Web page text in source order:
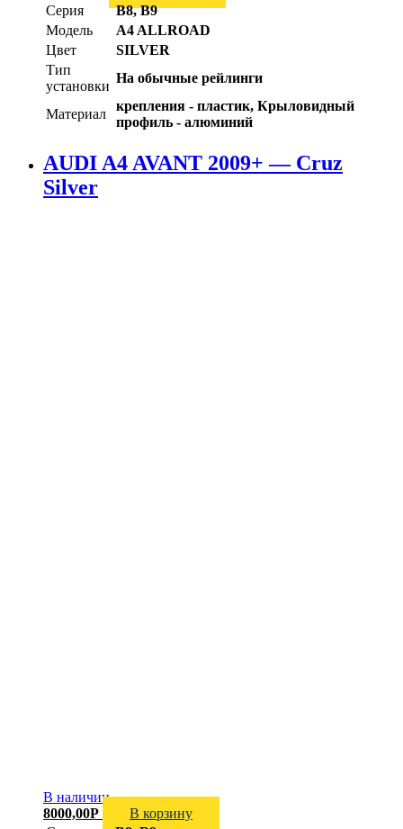
Серия
B8, B9
Модель
A4 ALLROAD
Цвет
SILVER
Тип
установки
На обычные рейлинги
Материал
крепления - пластик, Крыловидный
профиль - алюминий
AUDI A4 AVANT 2009+ — Cruz
Silver
В наличии
8000,00Р
В корзину